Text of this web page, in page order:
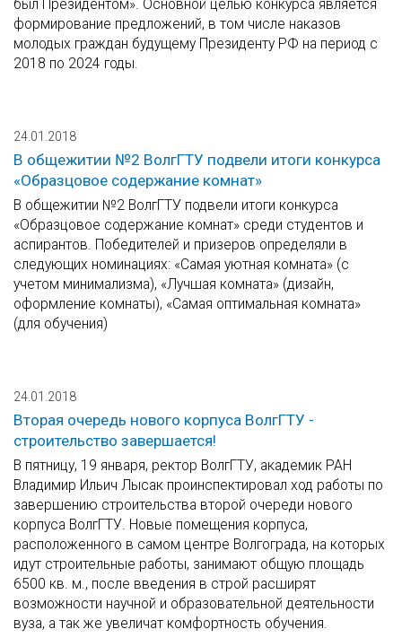
был Президентом». Основной целью конкурса является
формирование предложений, в том числе наказов
молодых граждан будущему Президенту РФ на период с
2018 по 2024 годы.
24.01.2018
В общежитии №2 ВолгГТУ подвели итоги конкурса
«Образцовое содержание комнат»
В общежитии №2 ВолгГТУ подвели итоги конкурса
«Образцовое содержание комнат» среди студентов и
аспирантов. Победителей и призеров определяли в
следующих номинациях: «Самая уютная комната» (с
учетом минимализма), «Лучшая комната» (дизайн,
оформление комнаты), «Самая оптимальная комната»
(для обучения)
24.01.2018
Вторая очередь нового корпуса ВолгГТУ -
строительство завершается!
В пятницу, 19 января, ректор ВолгГТУ, академик РАН
Владимир Ильич Лысак проинспектировал ход работы по
завершению строительства второй очереди нового
корпуса ВолгГТУ. Новые помещения корпуса,
расположенного в самом центре Волгограда, на которых
идут строительные работы, занимают общую площадь
6500 кв. м., после введения в строй расширят
возможности научной и образовательной деятельности
вуза, а так же увеличат комфортность обучения.